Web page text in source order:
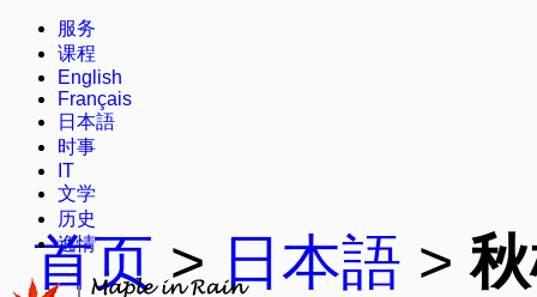
服务
课程
English
Français
日本語
时事
IT
文学
历史
逸情
首页> 日本語 >